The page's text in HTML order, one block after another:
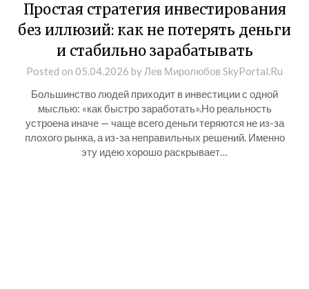
Простая стратегия инвестирования
без иллюзий: как не потерять деньги
и стабильно зарабатывать
Posted on 05.04.2026 by Лев Миролюбов SkyPortal.Ru
Большинство людей приходит в инвестиции с одной
мыслью: «как быстро заработать».Но реальность
устроена иначе — чаще всего деньги теряются не из-за
плохого рынка, а из-за неправильных решений. Именно
эту идею хорошо раскрывает…